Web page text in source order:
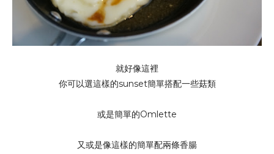
就好像這裡
你可以選這樣的sunset簡單搭配一些菇類
或是簡單的Omlette
又或是像這樣的簡單配兩條香腸